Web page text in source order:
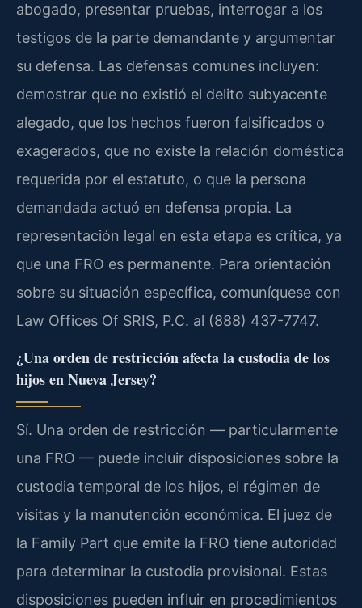
abogado, presentar pruebas, interrogar a los
testigos de la parte demandante y argumentar
su defensa. Las defensas comunes incluyen:
demostrar que no existió el delito subyacente
alegado, que los hechos fueron falsificados o
exagerados, que no existe la relación doméstica
requerida por el estatuto, o que la persona
demandada actuó en defensa propia. La
representación legal en esta etapa es crítica, ya
que una FRO es permanente. Para orientación
sobre su situación específica, comuníquese con
Law Offices Of SRIS, P.C. al (888) 437-7747.
¿Una orden de restricción afecta la custodia de los
hijos en Nueva Jersey?
Sí. Una orden de restricción — particularmente
una FRO — puede incluir disposiciones sobre la
custodia temporal de los hijos, el régimen de
visitas y la manutención económica. El juez de
la Family Part que emite la FRO tiene autoridad
para determinar la custodia provisional. Estas
disposiciones pueden influir en procedimientos